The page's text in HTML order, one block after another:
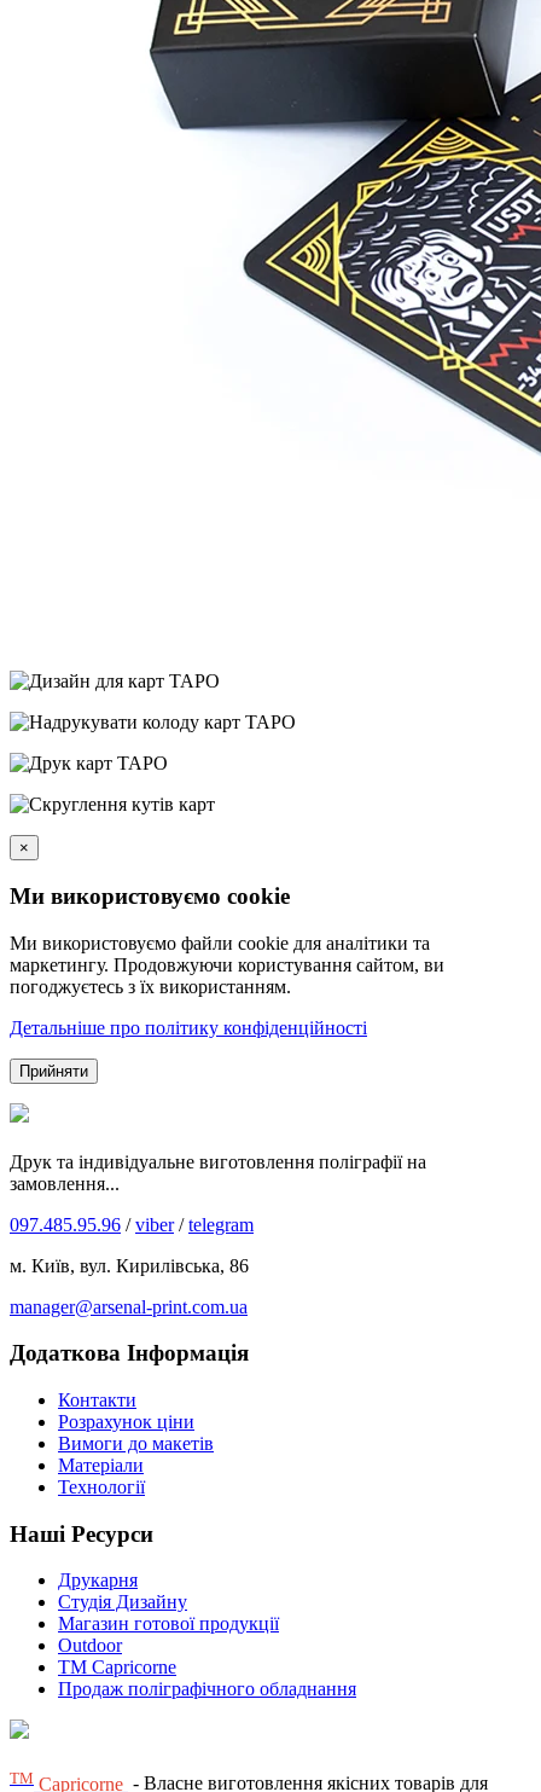
×
Ми використовуємо cookie
Ми використовуємо файли cookie для аналітики та
маркетингу. Продовжуючи користування сайтом, ви
погоджуєтесь з їх використанням.
Детальніше про політику конфіденційності
Прийняти
Друк та індивідуальне виготовлення поліграфії на
замовлення...
097.485.95.96 /viber/telegram
м. Київ, вул. Кирилівська, 86
manager@arsenal-print.com.ua
Додаткова Інформація
Контакти
Розрахунок ціни
Вимоги до макетів
Матеріали
Технології
Наші Ресурси
Друкарня
Студія Дизайну
Магазин готової продукції
Outdoor
TM Capricorne
Продаж поліграфічного обладнання
ТМ Capricorne - Власне виготовлення якісних товарів для